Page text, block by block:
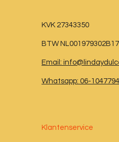
KVK 27343350
BTW NL001979302B17
Email:
Whatsapp: 06-
Klantenservice